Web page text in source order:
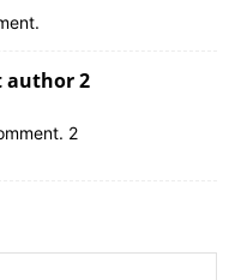
author 2
2